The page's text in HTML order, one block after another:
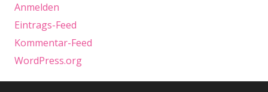
Anmelden
Eintrags-Feed
Kommentar-Feed
WordPress.org